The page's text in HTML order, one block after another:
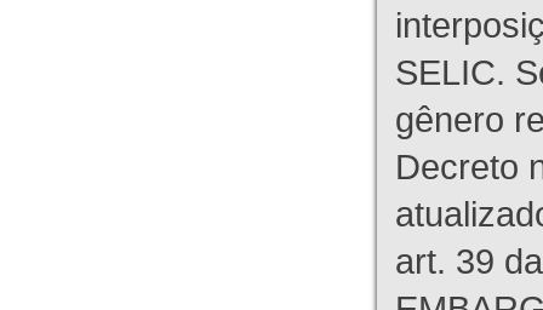
SELIC.
gênero
Decreto
art. 39